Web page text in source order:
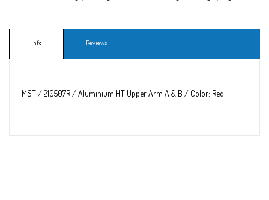
Info Reviews
MST / 210507R / Aluminium HT Upper Arm A & B / Color: Red